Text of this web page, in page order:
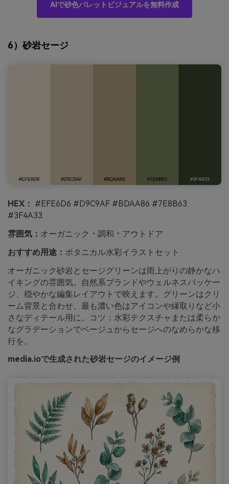
AIで砂色パレットビジュアルを無料作成
6）砂岩セージ
HEX： #EFE6D6 #D9C9AF #BDAA86 #7E8B63
#3F4A33
雰囲気： オーガニック・調和・アウトドア
おすすめ用途： ボタニカル水彩イラストセット
オーガニック砂岩とセージグリーンは雨上がりの静かなハ
イキングの雰囲気。自然系ブランドやウェルネスパッケー
ジ、穏やかな編集レイアウトで映えます。グリーンはクリ
ーム背景と合わせ、最も濃い色はアイコンや縁取りなど小
さなディテール用に。コツ：水彩テクスチャまたは柔らか
なグラデーションでベージュからセージへのなめらかな移
行を。
media.ioで生成された砂岩セージのイメージ例